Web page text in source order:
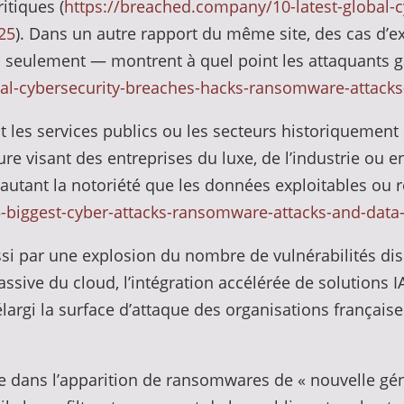
(https://breached.company/10-latest-global-
). Dans un autre rapport du même site, des cas
— montrent à quel point les attaquants
cybersecurity-breaches-hacks-ransomware-
services publics ou les secteurs historiquement
visant des entreprises du luxe, de l’industrie ou
la notoriété que les données exploitables ou
cyber-attacks-ransomware-attacks-and-
par une explosion du nombre de vulnérabilités
du cloud, l’intégration accélérée de solutions
la surface d’attaque des organisations
l’apparition de ransomwares de « nouvelle